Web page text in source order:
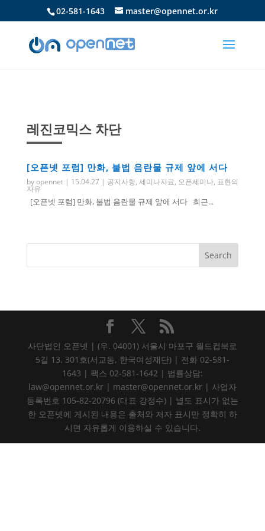
02-581-1643 master@opennet.or.kr
레진코믹스 차단
[오픈넷 포럼] 만화, 불법 음란물 규제 앞에 서다
byopennet| 15.04.27| 공지사항, 세미나자료, 오픈세미나, 표현의
자유
[오픈넷 포럼] 만화, 불법 음란물 규제 앞에 서다 최근...
사단법인 오픈넷 | (우. 04001) 서울시 마포구 월드컵북로
5길 13, 301호(서교동, 한국여성재단) | 전화 02-581-
1643 | 팩스 02-581-1642 | 법률상담:
law@opennet.or.kr | master@opennet.or.kr | 사업자
등록번호 105-82-20796 (대표 강정수) | 별도 표시가 없는
한 오픈넷에 게시된 내용은 출처와 저자 표시만 정확히 하
시면 자유롭게 이용하실 수 있습니다.